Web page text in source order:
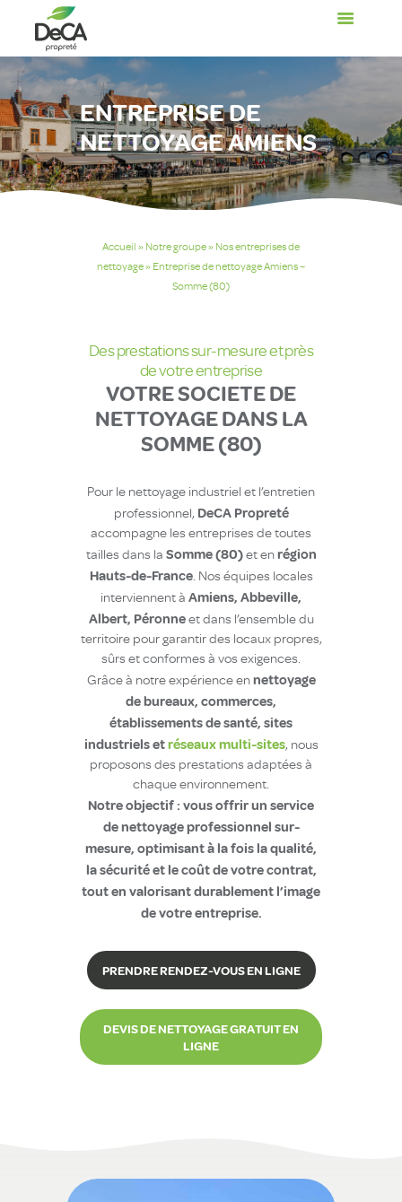
Votre secteur
Nos services
Notre Groupe
Carrière
Contact
linkedinfacebook
youtube
ENTREPRISE DE
NETTOYAGE AMIENS
Accueil » Notre groupe» Nos entreprises de
nettoyage» Entreprise de nettoyage Amiens –
Somme (80)
Des prestations sur-mesure et près
de votre entreprise
VOTRE SOCIETE DE
NETTOYAGE DANS LA
SOMME (80)
Pour le nettoyage industriel et l’entretien
professionnel, DeCA Propreté
accompagne les entreprises de toutes
tailles dans la Somme (80)et enrégion
Hauts-de-France. Nos équipes locales
interviennent à Amiens, Abbeville,
Albert, Péronneet dans l’ensemble du
territoire pour garantir des locaux propres,
sûrs et conformes à vos exigences.
Grâce à notre expérience ennettoyage
de bureaux, commerces,
établissements de santé, sites
industriels etréseaux multi-sites, nous
proposons des prestations adaptées à
chaque environnement.
Notre objectif : vous offrir un service
de nettoyage professionnel sur-
mesure, optimisant à la fois la qualité,
la sécurité et le coût de votre contrat,
tout en valorisant durablement l’image
de votre entreprise.
PRENDRE RENDEZ-VOUS EN LIGNE
DEVIS DE NETTOYAGE GRATUIT EN
LIGNE